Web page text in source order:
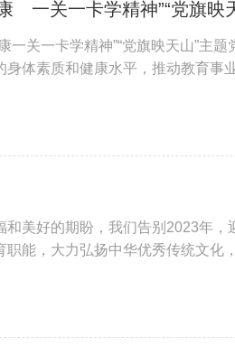
关一卡学精神”“党旗映天山”主
体素质和健康水平，推动教育事
美好的期盼，我们告别2023年，
能，大力弘扬中华优秀传统文化